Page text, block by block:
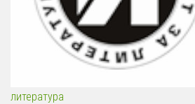
литература